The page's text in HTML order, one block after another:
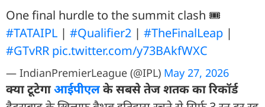
One final hurdle to the summit clash 🎟️
#TATAIPL | #Qualifier2 | #TheFinalLeap |
#GTvRR pic.twitter.com/y73BAkfWXC
— IndianPremierLeague (@IPL) May 27, 2026
क्या टूटेगाआईपीएलके सबसे तेज शतक का र‍िकॉर्ड